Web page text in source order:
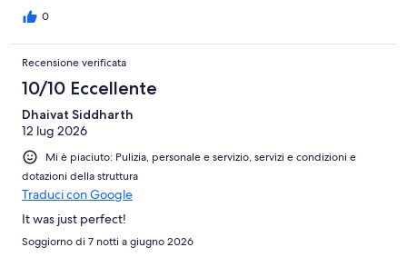
0
Recensione verificata
10/10 Eccellente
Dhaivat Siddharth
12 lug 2026
Mi è piaciuto: Pulizia, personale e servizio, servizi e condizioni e
dotazioni della struttura
Traduci con Google
It was just perfect!
Soggiorno di 7 notti a giugno 2026